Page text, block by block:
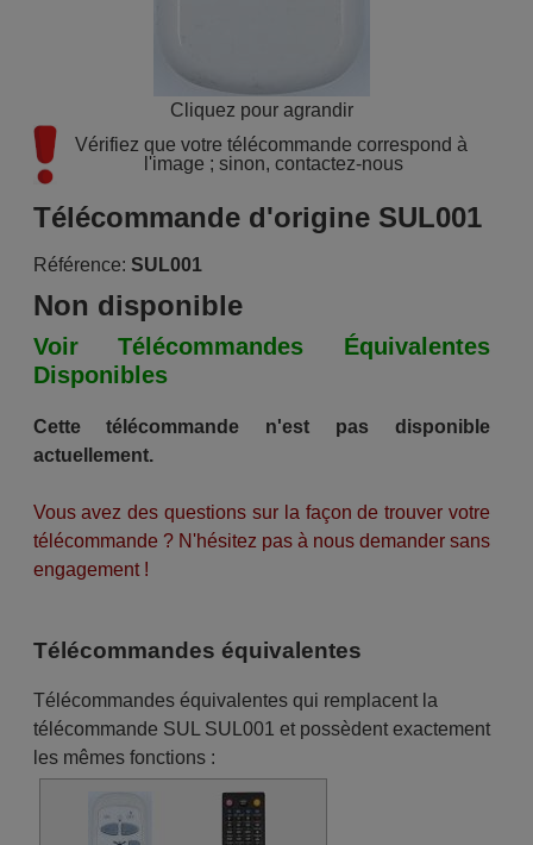
Cliquez pour agrandir
Vérifiez que votre télécommande correspond à
l'image ; sinon, contactez-nous
Télécommande d'origine SUL001
Référence: SUL001
Non disponible
Voir Télécommandes Équivalentes
Disponibles
Cette télécommande n'est pas disponible
actuellement.
Vous avez des questions sur la façon de trouver votre
télécommande ? N'hésitez pas à nous demander sans
engagement !
Télécommandes équivalentes
Télécommandes équivalentes qui remplacent la
télécommande SUL SUL001 et possèdent exactement
les mêmes fonctions :